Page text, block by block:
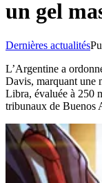
un gel
Dernières actualités
L’Argentine a
Davis, marquant une
Libra, évaluée à 250
tribunaux de Buenos